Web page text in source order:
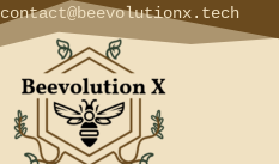
contact@beevolutionx.tech